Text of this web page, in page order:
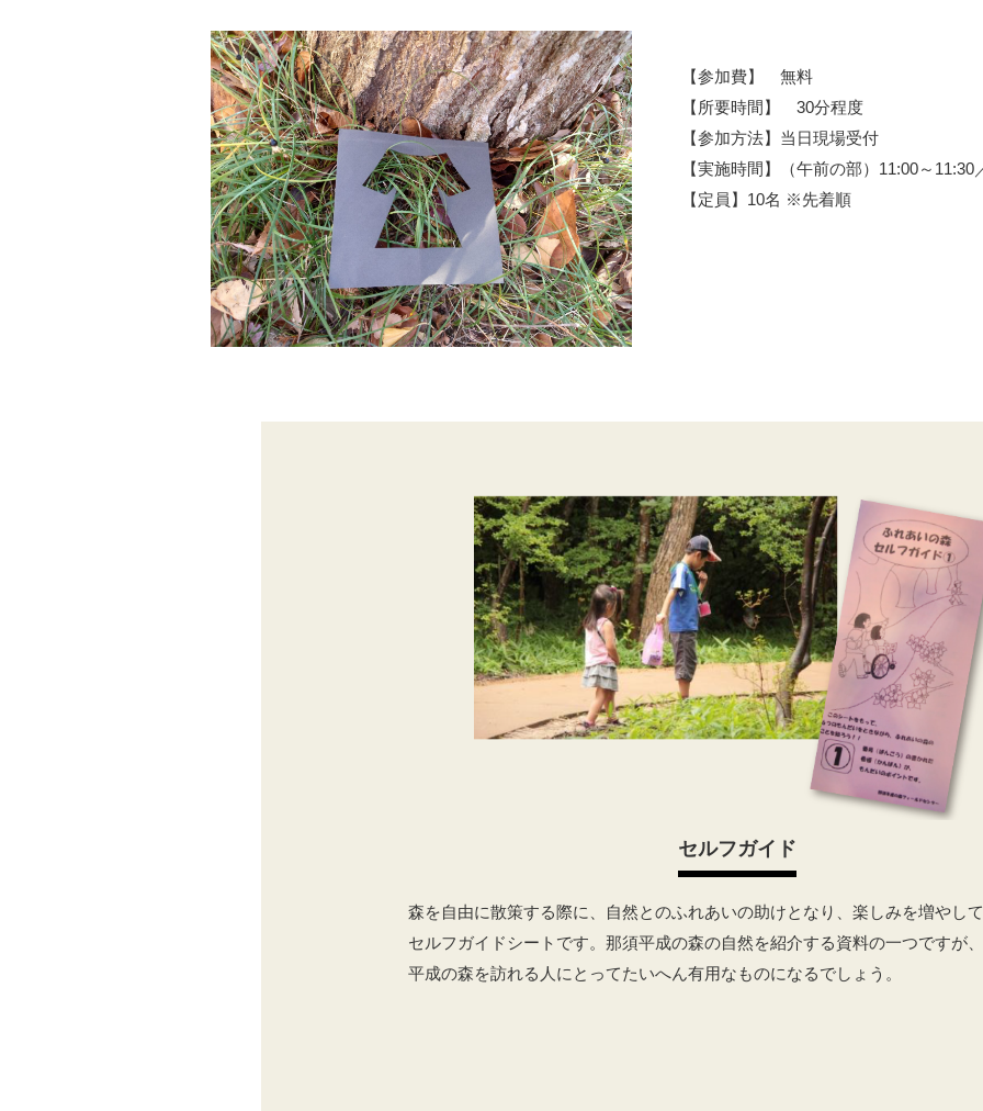
【参加費】 無料
【所要時間】 30分程度
【参加方法】当日現場受付
【実施時間】（午前の部）11:00～11:30／
【定員】10名 ※先着順
セルフガイド
森を自由に散策する際に、自然とのふれあいの助けとなり、楽しみを増やし
セルフガイドシートです。那須平成の森の自然を紹介する資料の一つですが
平成の森を訪れる人にとってたいへん有用なものになるでしょう。